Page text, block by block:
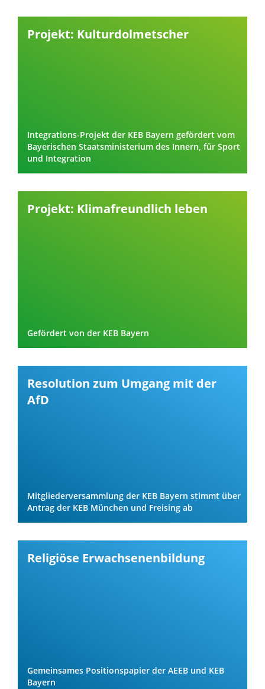
Projekt: Kulturdolmetscher
Integrations-Projekt der KEB Bayern gefördert vom
Bayerischen Staatsministerium des Innern, für Sport
und Integration
Projekt: Klimafreundlich leben
Gefördert von der KEB Bayern
Resolution zum Umgang mit der
AfD
Mitgliederversammlung der KEB Bayern stimmt über
Antrag der KEB München und Freising ab
Religiöse Erwachsenenbildung
Gemeinsames Positionspapier der AEEB und KEB
Bayern